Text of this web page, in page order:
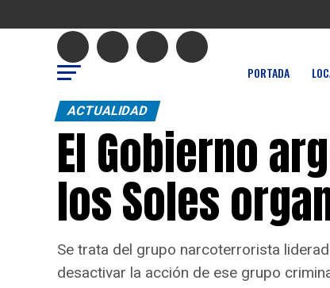
PORTADA
ACTUALIDAD
El Gobierno
los Soles
Se trata del grupo narcoterrorista
desactivar la acción de ese grupo